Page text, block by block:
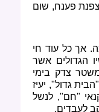
פענח, שום
אך כל עוד חי
הגדולים אשר
צדק בימי
גדול", יעיז
"חם", לנשל
לעבדים.